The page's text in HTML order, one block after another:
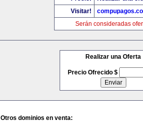
Visitar!
Serán consideradas
Realizar una Oferta
Precio Ofrecido $
Otros dominios en venta: